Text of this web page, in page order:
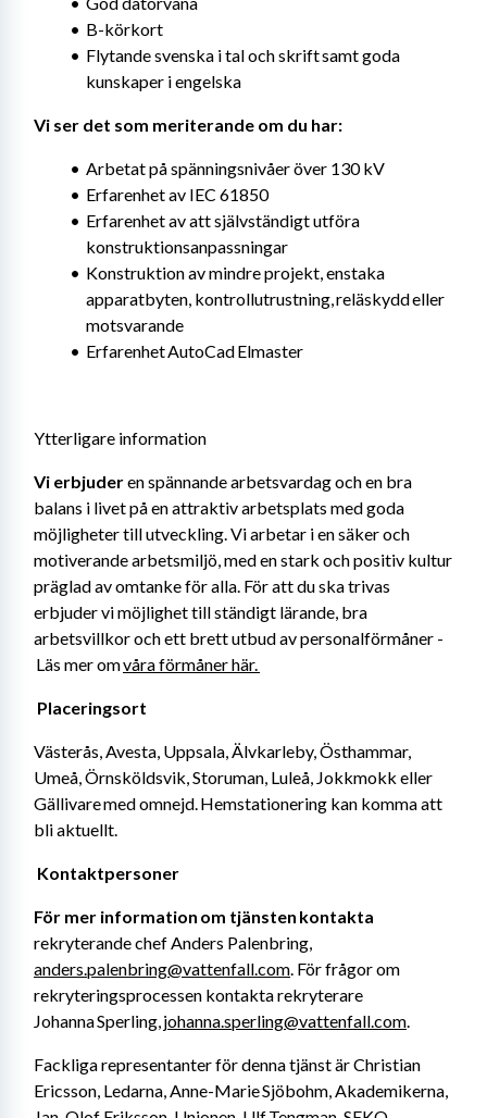
B-körkort
Flytande svenska i tal och skrift samt goda
kunskaper i engelska
Vi ser det som meriterande om du har:
Arbetat på spänningsnivåer över 130 kV
Erfarenhet av IEC 61850
Erfarenhet av att självständigt utföra
konstruktionsanpassningar
Konstruktion av mindre projekt, enstaka
apparatbyten, kontrollutrustning, reläskydd eller
motsvarande
Erfarenhet AutoCad Elmaster
Ytterligare information
Vi erbjuder en spännande arbetsvardag och en bra
balans i livet på en attraktiv arbetsplats med goda
möjligheter till utveckling. Vi arbetar i en säker och
motiverande arbetsmiljö, med en stark och positiv kultur
präglad av omtanke för alla. För att du ska trivas
erbjuder vi möjlighet till ständigt lärande, bra
arbetsvillkor och ett brett utbud av personalförmåner -
Läs mer om våra förmåner här.
Placeringsort
Västerås, Avesta, Uppsala, Älvkarleby, Östhammar,
Umeå, Örnsköldsvik, Storuman, Luleå, Jokkmokk eller
Gällivare med omnejd. Hemstationering kan komma att
bli aktuellt.
Kontaktpersoner
För mer information om tjänsten kontakta
anders.palenbring@vattenfall.com. För frågor om
rekryteringsprocessen kontakta rekryterare
Johanna Sperling, johanna.sperling@vattenfall.com.
Fackliga representanter för denna tjänst är Christian
Ericsson, Ledarna, Anne-Marie Sjöbohm, Akademikerna,